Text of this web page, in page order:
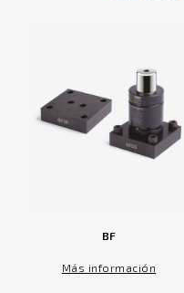
BF
Más información